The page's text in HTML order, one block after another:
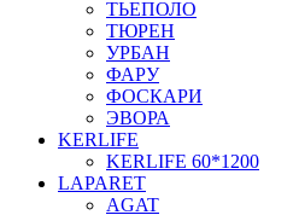
ТЬЕПОЛО
ТЮРЕН
УРБАН
ФАРУ
ФОСКАРИ
ЭВОРА
KERLIFE
KERLIFE 60*1200
LAPARET
AGAT